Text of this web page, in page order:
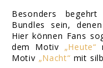
Besonders
Bundles sein,
Hier können Fans
dem Motiv „Heute“
Motiv „Nacht“ mit